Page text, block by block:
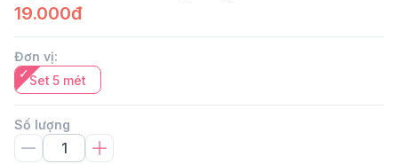
19.000đ
Đơn vị:
Set 5 mét
Số lượng